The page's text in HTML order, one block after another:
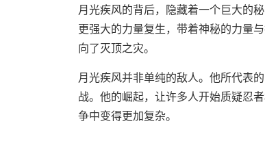
月光疾风的背后，隐藏着一个巨大的
更强大的力量复生，带着神秘的力量
向了灭顶之灾。
月光疾风并非单纯的敌人。他所代表
战。他的崛起，让许多人开始质疑忍
争中变得更加复杂。